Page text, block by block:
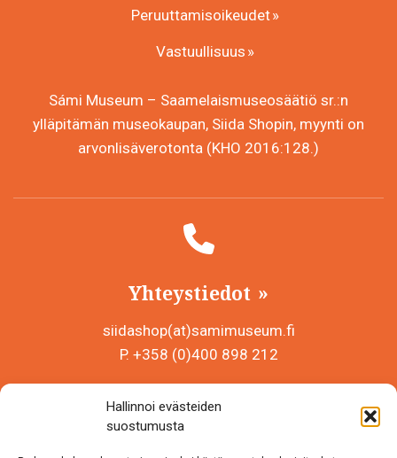
Hallinnoi evästeiden
suostumusta
Peruuttamisoikeudet
Vastuullisuus
Sámi Museum – Saamelaismuseosäätiö sr.:n
ylläpitämän museokaupan, Siida Shopin, myynti on
arvonlisäverotonta (KHO 2016:128.)
Yhteystiedot
siidashop(at)samimuseum.fi
P. +358 (0)400 898 212
Y-tunnus 0625907-2